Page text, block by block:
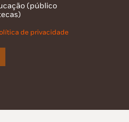
(público
de privacidade